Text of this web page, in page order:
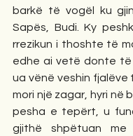
barkë të vogël ku
Sapës, Budi. Ky
rrezikun i thoshte të
edhe ai vetë donte të
ua vënë veshin fjalëve
mori një zagar, hyri në
pesha e tepërt, u
gjithë shpëtuan me